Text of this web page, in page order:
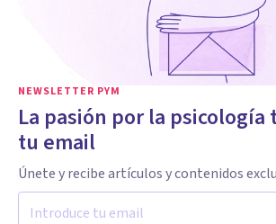
NEWSLETTER PYM
La pasión por la psicología
tu email
Únete y recibe artículos y contenidos